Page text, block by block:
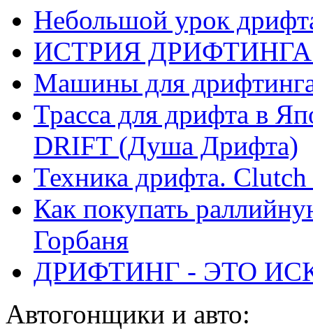
Небольшой урок
ИСТРИЯ
Машины для
Трасса для дрифта в
DRIFT (Душа Дрифта)
Техника дрифта.
Как покупать
Горбаня
ДРИФТИНГ - ЭТО
Автогонщики и авто: